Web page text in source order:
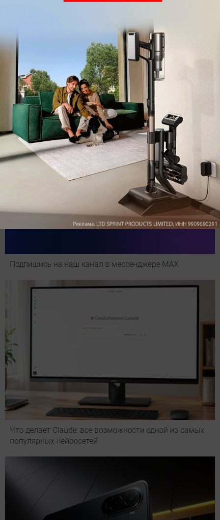
Обзор вертикального пылесоса Dreame Z40 AquaCycle
Pro: гибкий подход к уборке
Подпишись на наш канал в мессенджере МАХ
Что делает Сlaude: все возможности одной из самых
популярных нейросетей